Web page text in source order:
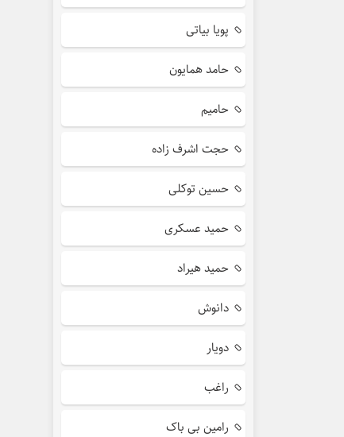
پویا بیاتی
حامد همایون
حامیم
حجت اشرف زاده
حسین توکلی
حمید عسکری
حمید هیراد
دانوش
دویار
راغب
رامین بی باک